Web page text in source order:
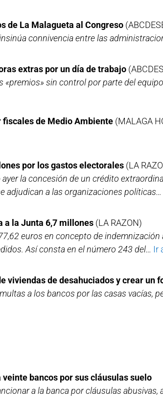
de La Malagueta al Congreso
connivencia entre las
extras por un día de trabajo
«premios» sin control por parte del
de Medio Ambiente (MALAGA
por los gastos electorales (LA
la concesión de un crédito
adjudican a las organizaciones políticas…
a la Junta 6,7 millones (LA RAZON)
euros en concepto de
Así consta en el número 243 del… Ir
viviendas de desahuciados y crear un
a los bancos por las casas vacías,
bancos por sus cláusulas suelo
a la banca por cláusulas abusivas,